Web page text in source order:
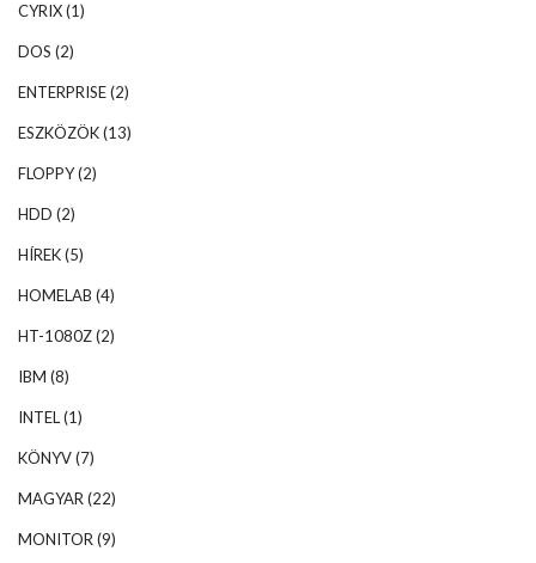
CYRIX(1)
DOS (2)
ENTERPRISE(2)
ESZKÖZÖK(13)
FLOPPY(2)
HDD (2)
HÍREK(5)
HOMELAB (4)
HT-1080Z(2)
IBM (8)
INTEL(1)
KÖNYV(7)
MAGYAR(22)
MONITOR(9)